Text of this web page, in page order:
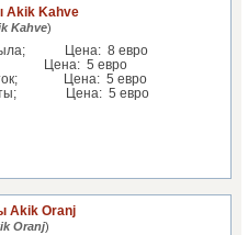
Akik Kahve
Kahve)
мыла; Цена: 8 евро
5 евро
Цена: 5 евро
пасты; Цена: 5 евро
Akik Oranj
Oranj)